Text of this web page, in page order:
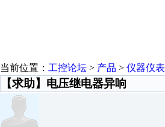
当前位置： 工控论坛 > 产品 > 仪器仪表
【求助】电压继电器异响